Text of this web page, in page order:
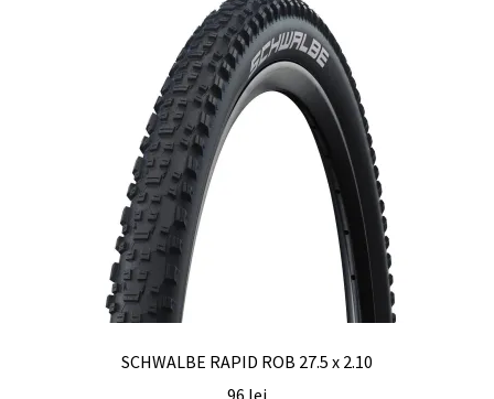
SCHWALBE RAPID ROB 27.5 x 2.10